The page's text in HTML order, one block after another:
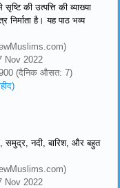
की उत्पत्ति की व्याख्या
है। यह पाठ भव्य
Nov 2022
(दैनिक औसत: 7)
समुद्र, नदी, बारिश, और बहुत
Nov 2022